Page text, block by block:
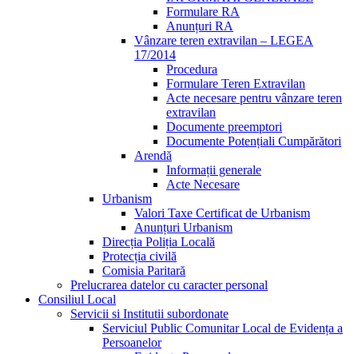
Formulare RA
Anunțuri RA
Vânzare teren extravilan – LEGEA
17/2014
Procedura
Formulare Teren Extravilan
Acte necesare pentru vânzare teren
extravilan
Documente preemptori
Documente Potențiali Cumpărători
Arendă
Informații generale
Acte Necesare
Urbanism
Valori Taxe Certificat de Urbanism
Anunțuri Urbanism
Direcția Poliția Locală
Protecția civilă
Comisia Paritară
Prelucrarea datelor cu caracter personal
Consiliul Local
Servicii si Institutii subordonate
Serviciul Public Comunitar Local de Evidența a
Persoanelor